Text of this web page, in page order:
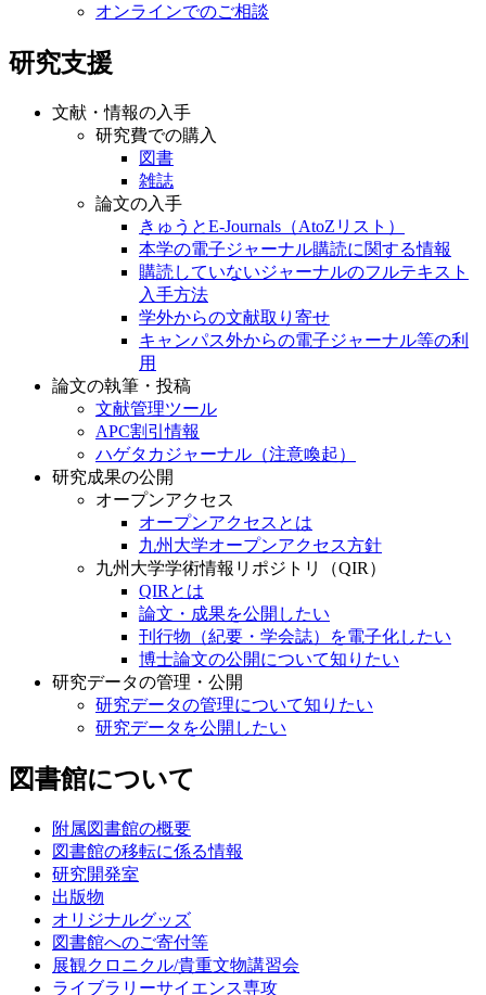
オンラインでのご相談
研究支援
文献・情報の入手
研究費での購入
図書
雑誌
論文の入手
きゅうとE-Journals（AtoZリスト）
本学の電子ジャーナル購読に関する情報
購読していないジャーナルのフルテキスト
入手方法
学外からの文献取り寄せ
キャンパス外からの電子ジャーナル等の利
用
論文の執筆・投稿
文献管理ツール
APC割引情報
ハゲタカジャーナル（注意喚起）
研究成果の公開
オープンアクセス
オープンアクセスとは
九州大学オープンアクセス方針
九州大学学術情報リポジトリ（QIR）
QIRとは
論文・成果を公開したい
刊行物（紀要・学会誌）を電子化したい
博士論文の公開について知りたい
研究データの管理・公開
研究データの管理について知りたい
研究データを公開したい
図書館について
附属図書館の概要
図書館の移転に係る情報
研究開発室
出版物
オリジナルグッズ
図書館へのご寄付等
展観クロニクル/貴重文物講習会
ライブラリーサイエンス専攻